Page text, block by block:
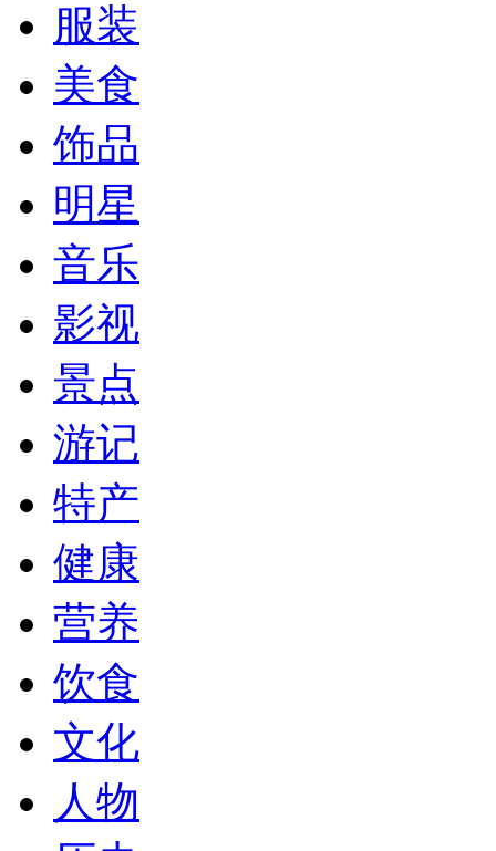
服装
美食
饰品
明星
音乐
影视
景点
游记
特产
健康
营养
饮食
文化
人物